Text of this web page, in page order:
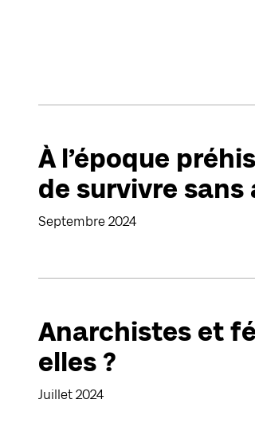
À l’époque
de survivre sans
Septembre 2024
Anarchistes et
elles ?
Juillet 2024